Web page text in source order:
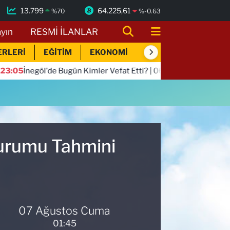
13.799 %70 64.225,61 %-0.63
RESMİ İLANLAR
EĞİTİM EKONOMİ SİYASET
Bugün Kimler Vefat Etti? | 06 Ağustos 2026 Perşembe
Tahmini
07 Ağustos Cuma
01:45